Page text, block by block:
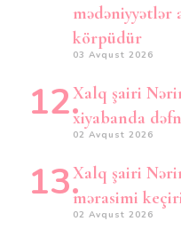
mədəniyyətlər
körpüdür
03 Avqust 2026
Xalq şairi
xiyabanda
02 Avqust 2026
Xalq şairi
mərasimi
02 Avqust 2026